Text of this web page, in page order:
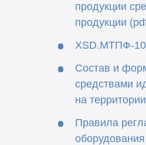
продукции
продукции
XSD.МТПФ-
Состав и
средствами
на
Правила